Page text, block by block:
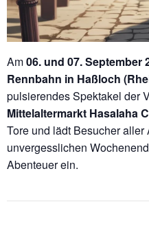
Am06. und 07. September
Rennbahn in Haßloch
pulsierendes Spektakel der
Mittelaltermarkt Hasalaha
Tore und lädt Besucher
unvergesslichen
Abenteuer ein.